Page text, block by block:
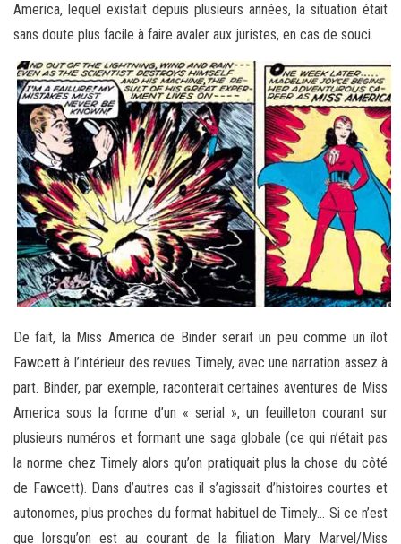
America, lequel existait depuis plusieurs années, la situation était
sans doute plus facile à faire avaler aux juristes, en cas de souci.
De fait, la Miss America de Binder serait un peu comme un îlot
Fawcett à l’intérieur des revues Timely, avec une narration assez à
part. Binder, par exemple, raconterait certaines aventures de Miss
America sous la forme d’un « serial », un feuilleton courant sur
plusieurs numéros et formant une saga globale (ce qui n’était pas
la norme chez Timely alors qu’on pratiquait plus la chose du côté
de Fawcett). Dans d’autres cas il s’agissait d’histoires courtes et
autonomes, plus proches du format habituel de Timely… Si ce n’est
que lorsqu’on est au courant de la filiation Mary Marvel/Miss